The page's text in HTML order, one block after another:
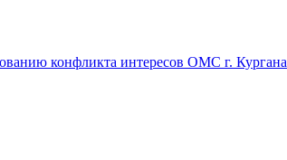
конфликта интересов ОМС г. Кургана